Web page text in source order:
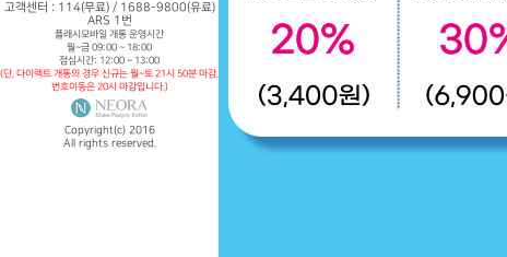
고객센터 : 114(무료) / 1688-9800(유료)
ARS 1번
플래시모바일 개통 운영시간
월~금 09:00 ~ 18:00
점심시간: 12:00 ~ 13:00
(단, 다이렉트 개통의 경우 신규는 월~토 21시 50분 마감,
번호이동은 20시 마감입니다.)
Copyright(c) 2016
All rights reserved.